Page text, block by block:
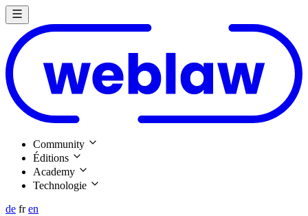
Community
Éditions
Academy
Technologie
de fr en